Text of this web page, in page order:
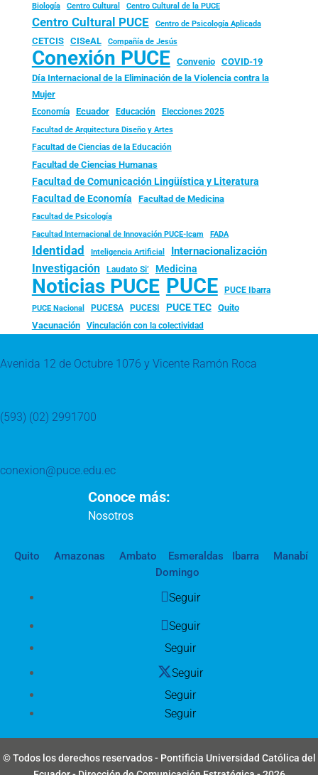
Biología
Centro Cultural Centro Cultural de la PUCE
Centro Cultural PUCE Centro de Psicología Aplicada
CETCIS CISeAL Compañía de Jesús
Conexión PUCE Convenio
COVID-19
Día Internacional de la Eliminación de la Violencia contra la
Mujer
Economía Ecuador Educación Elecciones 2025
Facultad de Arquitectura Diseño y Artes
Facultad de Ciencias de la Educación
Facultad de Ciencias Humanas
Facultad de Comunicación Lingüística y Literatura
Facultad de Economía Facultad de Medicina
Facultad de Psicología
Facultad Internacional de Innovación PUCE-Icam FADA
Identidad Inteligencia Artificial Internacionalización
Investigación Laudato Si’ Medicina
Noticias PUCE PUCE PUCE Ibarra
PUCE Nacional PUCESA PUCESI PUCE TEC
Quito
Vacunación
Vinculación con la colectividad
Avenida 12 de Octubre 1076 y Vicente Ramón Roca
(593) (02) 2991700
conexion@puce.edu.ec
Conoce más:
Nosotros
Quito Amazonas Ambato Esmeraldas Ibarra
Manabí
Domingo
Seguir
Seguir
Seguir
Seguir
Seguir
Seguir
© Todos los derechos reservados - Pontificia Universidad Católica del